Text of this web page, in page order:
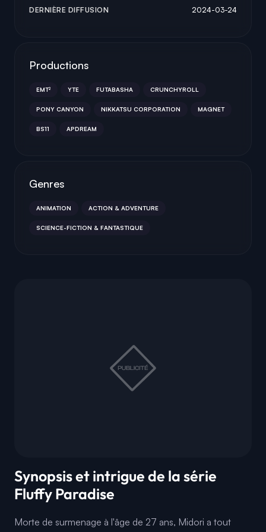
Synopsis et intrigue de la série
Fluffy Paradise
Morte de surmenage à l'âge de 27 ans, Midori a tout
DERNIÈRE DIFFUSION
2024-03-24
Productions
EMT² YTE FUTABASHA CRUNCHYROLL
PONY CANYON NIKKATSU CORPORATION MAGNET
BS11 APDREAM
Genres
ANIMATION ACTION & ADVENTURE
SCIENCE-FICTION & FANTASTIQUE